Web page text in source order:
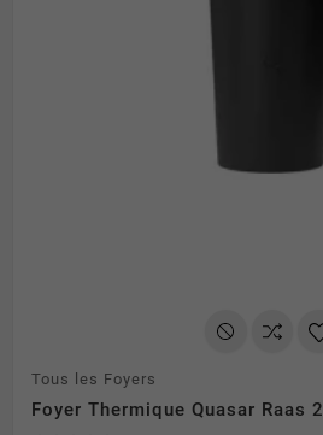
Tous les Foyers
Foyer Thermique Quasar Raas 2